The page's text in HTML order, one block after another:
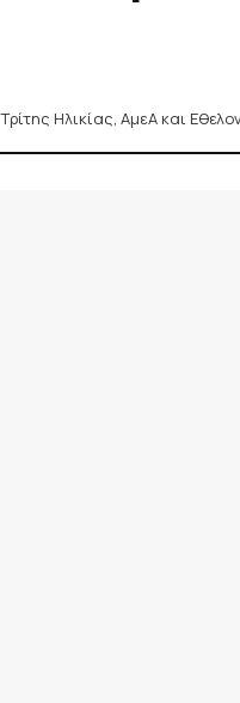
Ηλικίας, ΑμεΑ και